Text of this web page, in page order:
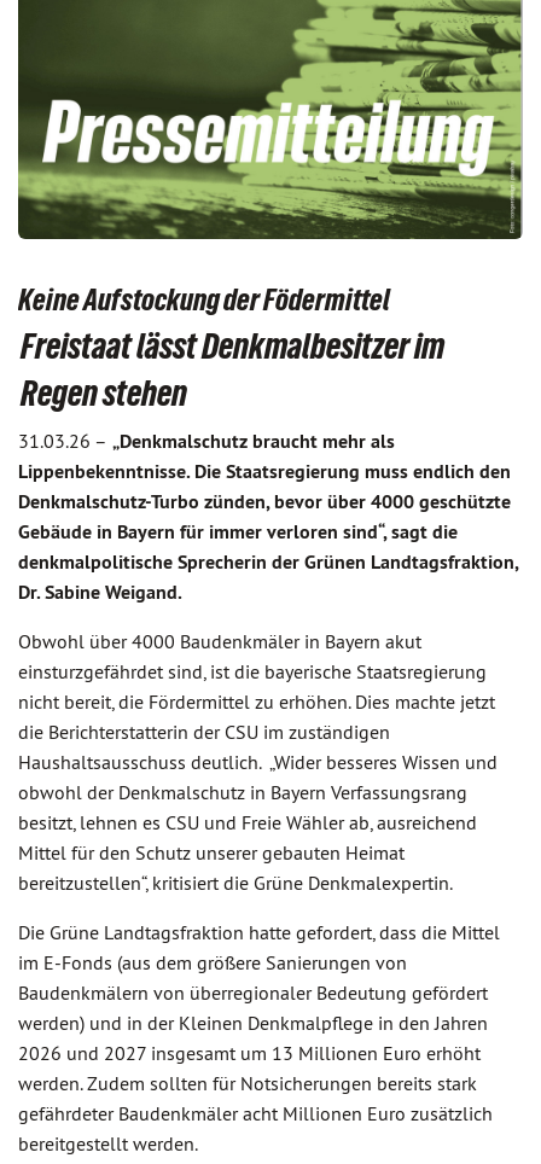
Keine Aufstockung der Födermittel
Freistaat lässt Denkmalbesitzer im
Regen stehen
31.03.26 – „Denkmalschutz braucht mehr als
Lippenbekenntnisse. Die Staatsregierung muss endlich den
Denkmalschutz-Turbo zünden, bevor über 4000 geschützte
Gebäude in Bayern für immer verloren sind“, sagt die
denkmalpolitische Sprecherin der Grünen Landtagsfraktion,
Dr. Sabine Weigand.
Obwohl über 4000 Baudenkmäler in Bayern akut
einsturzgefährdet sind, ist die bayerische Staatsregierung
nicht bereit, die Fördermittel zu erhöhen. Dies machte jetzt
die Berichterstatterin der CSU im zuständigen
Haushaltsausschuss deutlich. „Wider besseres Wissen und
obwohl der Denkmalschutz in Bayern Verfassungsrang
besitzt, lehnen es CSU und Freie Wähler ab, ausreichend
Mittel für den Schutz unserer gebauten Heimat
bereitzustellen“, kritisiert die Grüne Denkmalexpertin.
Die Grüne Landtagsfraktion hatte gefordert, dass die Mittel
im E-Fonds (aus dem größere Sanierungen von
Baudenkmälern von überregionaler Bedeutung gefördert
werden) und in der Kleinen Denkmalpflege in den Jahren
2026 und 2027 insgesamt um 13 Millionen Euro erhöht
werden. Zudem sollten für Notsicherungen bereits stark
gefährdeter Baudenkmäler acht Millionen Euro zusätzlich
bereitgestellt werden.